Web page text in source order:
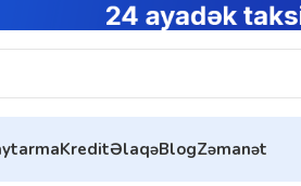
KreditƏlaqəBlogZəmanət